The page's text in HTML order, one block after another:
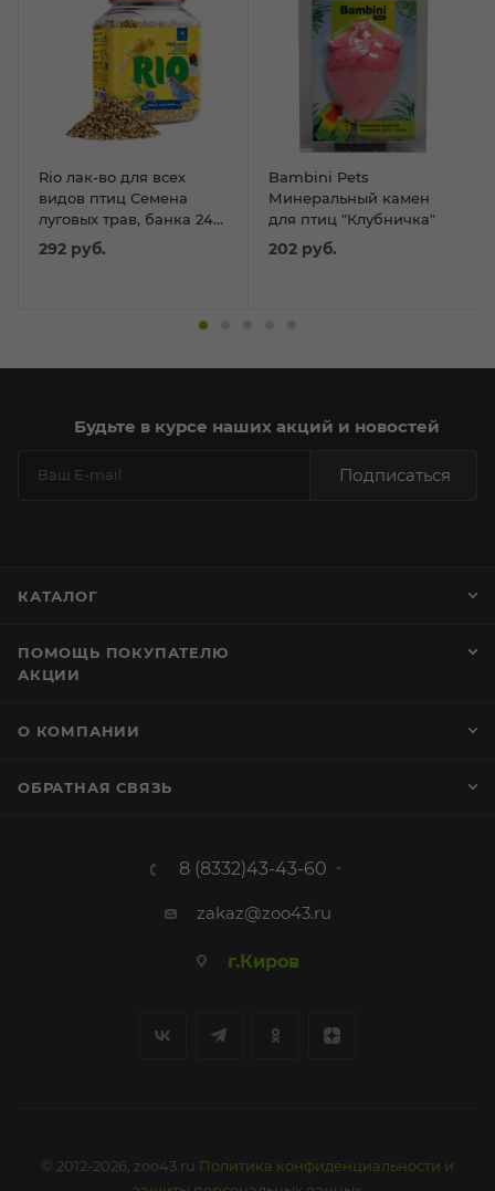
Rio лак-во для всех
видов птиц Семена
луговых трав, банка 240
г
292 руб.
Bambini Pets
Минеральный камен
для птиц "Клубничка"
202 руб.
Будьте в курсе наших акций и новостей
Подписаться
КАТАЛОГ
ПОМОЩЬ ПОКУПАТЕЛЮ
АКЦИИ
О КОМПАНИИ
ОБРАТНАЯ СВЯЗЬ
8 (8332)43-43-60
zakaz@zoo43.ru
г.Киров
© 2012-2026, zoo43.ru Политика конфиденциальности и